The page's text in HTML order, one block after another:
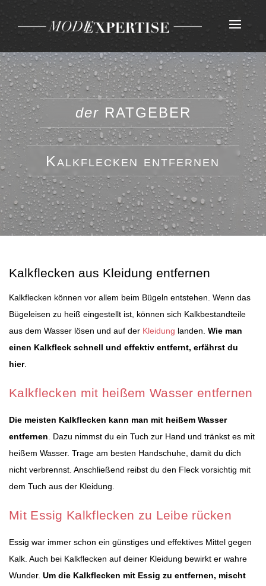
der RATGEBER
Kalkflecken entfernen
Kalkflecken aus Kleidung entfernen
Kalkflecken können vor allem beim Bügeln entstehen. Wenn das
Bügeleisen zu heiß eingestellt ist, können sich Kalkbestandteile
aus dem Wasser lösen und auf der Kleidung landen. Wie man
einen Kalkfleck schnell und effektiv entfernt, erfährst du
hier.
Kalkflecken mit heißem Wasser entfernen
Die meisten Kalkflecken kann man mit heißem Wasser
entfernen . Dazu nimmst du ein Tuch zur Hand und tränkst es mit
heißem Wasser. Trage am besten Handschuhe, damit du dich
nicht verbrennst. Anschließend reibst du den Fleck vorsichtig mit
dem Tuch aus der Kleidung.
Mit Essig Kalkflecken zu Leibe rücken
Essig war immer schon ein günstiges und effektives Mittel gegen
Kalk. Auch bei Kalkflecken auf deiner Kleidung bewirkt er wahre
Wunder. Um die Kalkflecken mit Essig zu entfernen, mischt